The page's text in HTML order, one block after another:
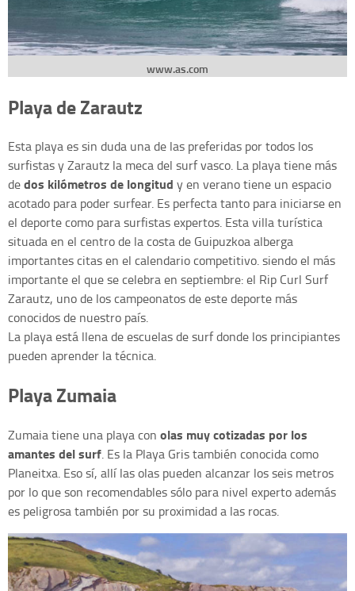
www.as.com
Playa de Zarautz
Esta playa es sin duda una de las preferidas por todos los
surfistas y Zarautz la meca del surf vasco. La playa tiene más
dedos kilómetros de longitud y en verano tiene un espacio
acotado para poder surfear. Es perfecta tanto para iniciarse en
el deporte como para surfistas expertos. Esta villa turística
situada en el centro de la costa de Guipuzkoa alberga
importantes citas en el calendario competitivo. siendo el más
importante el que se celebra en septiembre: el Rip Curl Surf
Zarautz, uno de los campeonatos de este deporte más
conocidos de nuestro país.
La playa está llena de escuelas de surf donde los principiantes
pueden aprender la técnica.
Playa Zumaia
Zumaia tiene una playa con olas muy cotizadas por los
amantes del surf. Es la Playa Gris también conocida como
Planeitxa. Eso sí, allí las olas pueden alcanzar los seis metros
por lo que son recomendables sólo para nivel experto además
es peligrosa también por su proximidad a las rocas.